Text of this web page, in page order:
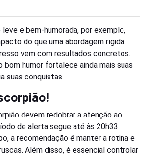
e bem-humorada, por exemplo,
do que uma abordagem rígida.
vem com resultados concretos.
bom humor fortalece ainda mais suas
suas conquistas.
devem redobrar a atenção ao
de alerta segue até às 20h33.
a recomendação é manter a rotina e
Além disso, é essencial controlar